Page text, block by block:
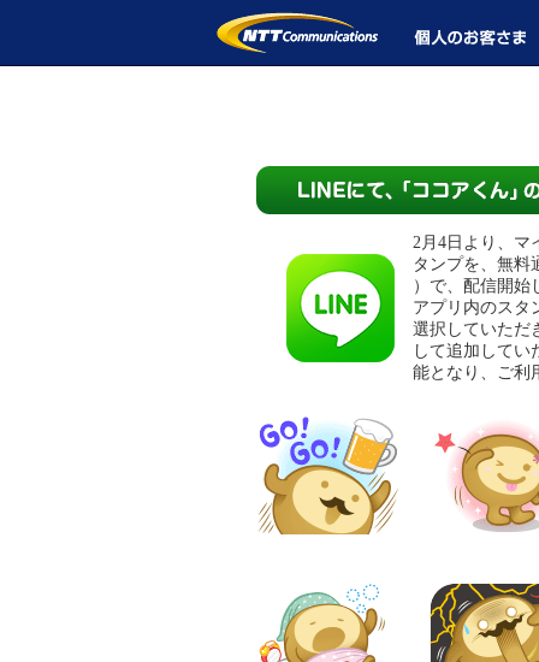
2月4日より、マ
タンプを、無料
）で、配信開始
アプリ内のスタ
選択していただ
して追加してい
能となり、ご利